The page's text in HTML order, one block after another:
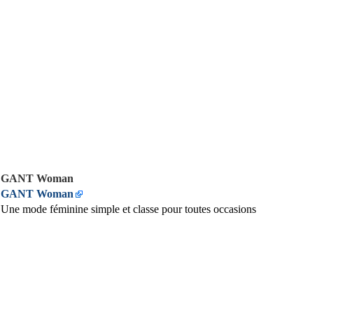
GANT Woman
GANT Woman
Une mode féminine simple et classe pour toutes occasions